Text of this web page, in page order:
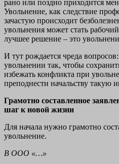
рано или поздно приходится
Увольнение, как следствие
зачастую происходит
увольнения может стать
лучшее решение – это
И тут рождается чреда
увольнении так, чтобы
избежать конфликта при
преподнести начальству такую
Грамотно составленное
шаг к новой жизни
Для начала нужно грамотно
увольнение.
В ООО «…»